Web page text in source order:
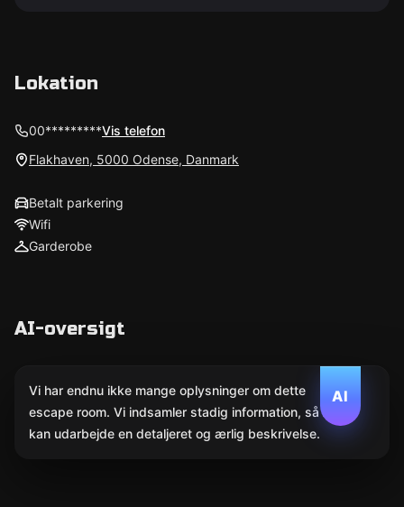
Lokation
00*********Vis telefon
Flakhaven, 5000 Odense, Danmark
Betalt parkering
Wifi
Garderobe
AI-oversigt
AI
Vi har endnu ikke mange oplysninger om dette
escape room. Vi indsamler stadig information, så AI
kan udarbejde en detaljeret og ærlig beskrivelse.